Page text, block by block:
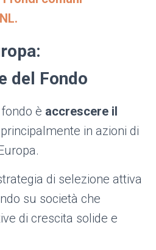
del Fondo
è accrescere il
in azioni di
di selezione attiva
su società che
di crescita solide e